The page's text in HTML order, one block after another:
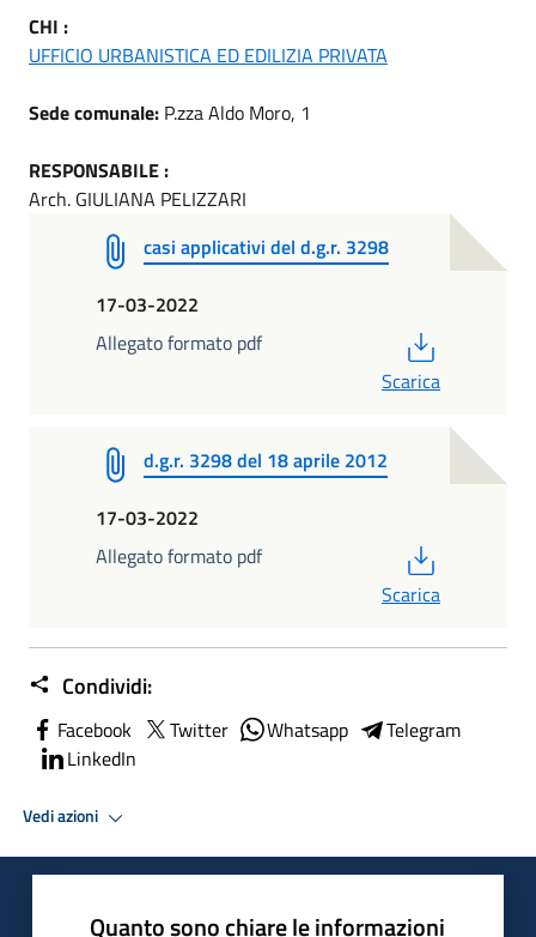
CHI :
UFFICIO URBANISTICA ED EDILIZIA PRIVATA
Sede comunale: P.zza Aldo Moro, 1
RESPONSABILE :
Arch. GIULIANA PELIZZARI
casi applicativi del d.g.r. 3298
17-03-2022
Allegato formato pdf
Scarica
d.g.r. 3298 del 18 aprile 2012
17-03-2022
Allegato formato pdf
Scarica
Condividi:
Facebook Twitter Whatsapp
Telegram
LinkedIn
Vedi azioni
Quanto sono chiare le informazioni